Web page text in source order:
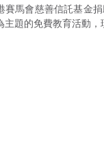
馬會慈善信託基金
題的免費教育活動